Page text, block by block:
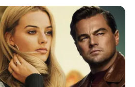
งศ์ ตามปีนักษัตร